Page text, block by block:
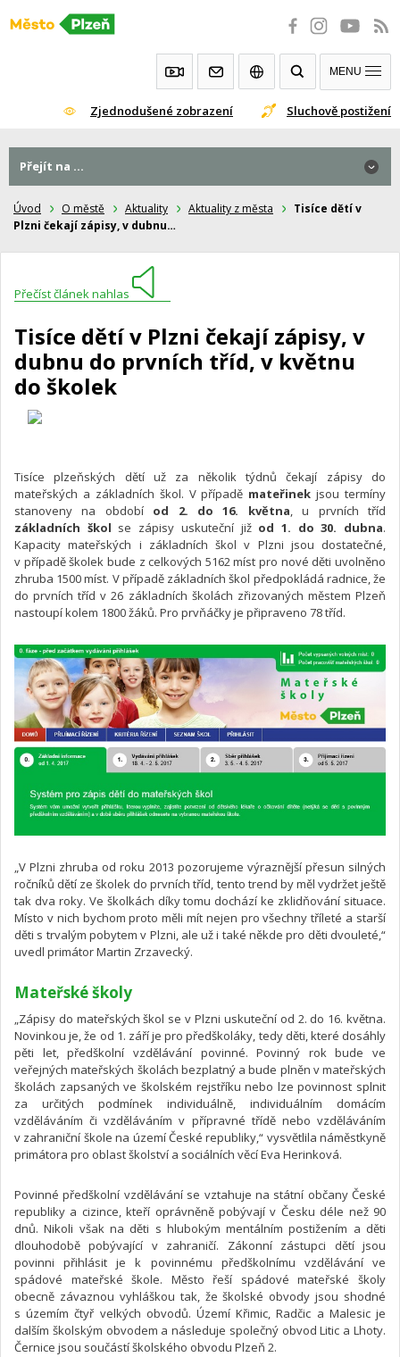
Přeskočit
Zjednodušené zobrazení Sluchově postižení
MENU
Úvod O městě Aktuality Aktuality z města
Tisíce dětí v
Plzni čekají zápisy, v dubnu…
Přečíst článek nahlas
Tisíce dětí v Plzni čekají zápisy, v
dubnu do prvních tříd, v květnu
do školek
Tisíce plzeňských dětí už za několik týdnů čekají zápisy do
mateřských a základních škol. V případě mateřinek jsou termíny
stanoveny na období od 2. do 16. května, u prvních tříd
základních škol se zápisy uskuteční již od 1. do 30. dubna.
Kapacity mateřských i základních škol v Plzni jsou dostatečné,
v případě školek bude z celkových 5162 míst pro nové děti uvolněno
zhruba 1500 míst. V případě základních škol předpokládá radnice, že
do prvních tříd v 26 základních školách zřizovaných městem Plzeň
nastoupí kolem 1800 žáků. Pro prvňáčky je připraveno 78 tříd.
„V Plzni zhruba od roku 2013 pozorujeme výraznější přesun silných
ročníků dětí ze školek do prvních tříd, tento trend by měl vydržet ještě
tak dva roky. Ve školkách díky tomu dochází ke zklidňování situace.
Místo v nich bychom proto měli mít nejen pro všechny tříleté a starší
děti s trvalým pobytem v Plzni, ale už i také někde pro děti dvouleté,“
uvedl primátor Martin Zrzavecký.
Mateřské školy
„Zápisy do mateřských škol se v Plzni uskuteční od 2. do 16. května.
Novinkou je, že od 1. září je pro předškoláky, tedy děti, které dosáhly
pěti let, předškolní vzdělávání povinné. Povinný rok bude ve
veřejných mateřských školách bezplatný a bude plněn v mateřských
školách zapsaných ve školském rejstříku nebo lze povinnost splnit
za určitých podmínek individuálně, individuálním domácím
vzděláváním či vzděláváním v přípravné třídě nebo vzděláváním
v zahraniční škole na území České republiky,“ vysvětlila náměstkyně
primátora pro oblast školství a sociálních věcí Eva Herinková.
Povinné předškolní vzdělávání se vztahuje na státní občany České
republiky a cizince, kteří oprávněně pobývají v Česku déle než 90
dnů. Nikoli však na děti s hlubokým mentálním postižením a děti
dlouhodobě pobývající v zahraničí. Zákonní zástupci dětí jsou
povinni přihlásit je k povinnému předškolnímu vzdělávání ve
spádové mateřské škole. Město řeší spádové mateřské školy
obecně závaznou vyhláškou tak, že školské obvody jsou shodné
s územím čtyř velkých obvodů. Území Křimic, Radčic a Malesic je
dalším školským obvodem a následuje společný obvod Litic a Lhoty.
Černice jsou součástí školského obvodu Plzeň 2.
Přejít na ...